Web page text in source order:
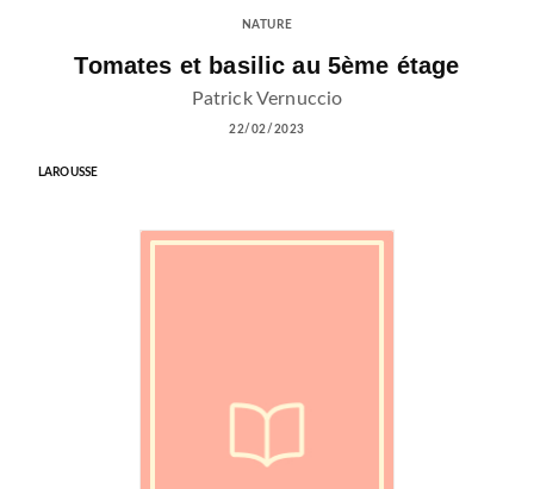
NATURE
Tomates et basilic au 5ème étage
Patrick Vernuccio
22/02/2023
LAROUSSE